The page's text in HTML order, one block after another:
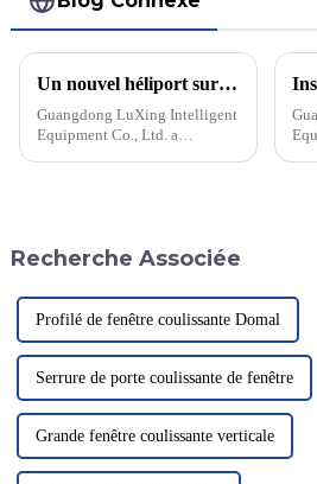
Un nouvel héliport sur le toit de l'hôpital pour améliorer les interventions d'urgence
Guangdong LuXing Intelligent
Equipment Co., Ltd. a
Recherche Associée
Profilé de fenêtre coulissante Domal
Serrure de porte coulissante de fenêtre
Grande fenêtre coulissante verticale